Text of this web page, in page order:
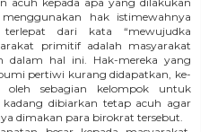
hak istimewahnya
dari kata “mewujudka
primitif adalah masyarakat
dalam hal ini. Hak-mereka yang
pertiwi kurang didapatkan, ke-
oleh sebagian kelompok untuk
dibiarkan tetap acuh agar
dimakan para birokrat tersebut.